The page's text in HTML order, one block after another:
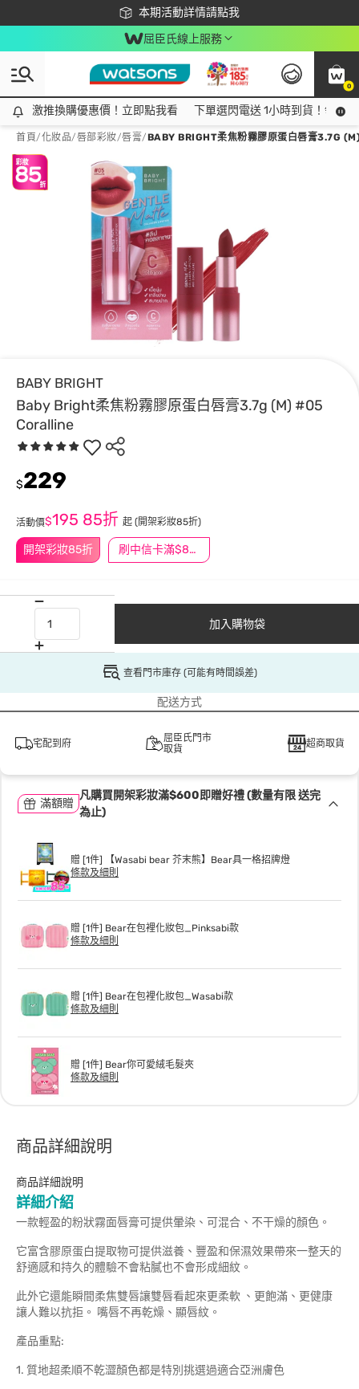
本期活動詳情請點我
下載app最高回饋$350
屈臣氏線上服務
0
激推換購優惠價！立即點我看
激推換購優惠價！立即點我看 下單選閃電送 1小時到貨！領神
首頁/化妝品/唇部彩妝/唇膏/BABY BRIGHT柔焦粉霧膠原蛋白唇膏3.7G
BABY BRIGHT
Baby Bright柔焦粉霧膠原蛋白唇膏3.7g (M) #05
Coralline
開架彩妝85折 刷中信卡滿$888送3萬點
$229
活動價$195 85折 起 (開架彩妝85折)
加入購物袋
查看門市庫存 (可能有時間誤差)
配送方式
宅配到府
屈臣氏門市
取貨
超商取貨
滿額贈
凡購買開架彩妝滿$600即贈好禮 (數量有限 送完
為止)
贈 [1件] 【Wasabi bear 芥末熊】Bear具一格招牌燈
條款及細則
贈 [1件] Bear在包裡化妝包_Pinksabi款
條款及細則
贈 [1件] Bear在包裡化妝包_Wasabi款
條款及細則
贈 [1件] Bear你可愛絨毛髮夾
條款及細則
商品詳細說明
商品詳細說明
詳細介紹
一款輕盈的粉狀霧面唇膏可提供暈染、可混合、不干燥的顏色。
它富含膠原蛋白提取物可提供滋養、豐盈和保濕效果帶來一整天的
舒適感和持久的體驗不會粘膩也不會形成細紋。
此外它還能瞬間柔焦雙唇讓雙唇看起來更柔軟 、更飽滿、更健康
讓人難以抗拒。 嘴唇不再乾燥、顯唇紋。
產品重點:
1. 質地超柔順不乾澀顏色都是特別挑選過適合亞洲膚色